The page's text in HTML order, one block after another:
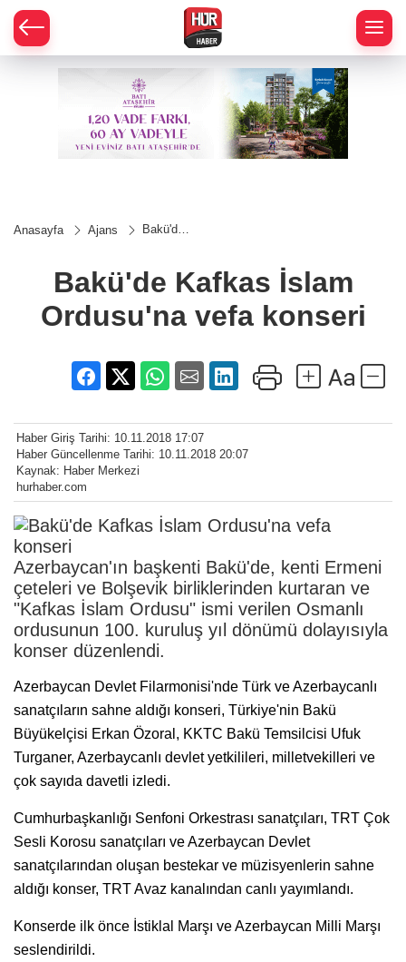
Anasayfa Ajans
Bakü'de
Ordusu'na
vefa
Bakü'de Kafkas İslam
Ordusu'na vefa konseri
Haber Giriş Tarihi: 10.11.2018 17:07
Haber Güncellenme Tarihi: 10.11.2018 20:07
Kaynak: Haber Merkezi
hurhaber.com
Azerbaycan'ın başkenti Bakü'de, kenti Ermeni
çeteleri ve Bolşevik birliklerinden kurtaran ve
"Kafkas İslam Ordusu" ismi verilen Osmanlı
ordusunun 100. kuruluş yıl dönümü dolayısıyla
konser düzenlendi.
Azerbaycan Devlet Filarmonisi'nde Türk ve Azerbaycanlı
sanatçıların sahne aldığı konseri, Türkiye'nin Bakü
Büyükelçisi Erkan Özoral, KKTC Bakü Temsilcisi Ufuk
Turganer, Azerbaycanlı devlet yetkilileri, milletvekilleri ve
çok sayıda davetli izledi.
Cumhurbaşkanlığı Senfoni Orkestrası sanatçıları, TRT Çok
Sesli Korosu sanatçıları ve Azerbaycan Devlet
sanatçılarından oluşan bestekar ve müzisyenlerin sahne
aldığı konser, TRT Avaz kanalından canlı yayımlandı.
Konserde ilk önce İstiklal Marşı ve Azerbaycan Milli Marşı
seslendirildi.